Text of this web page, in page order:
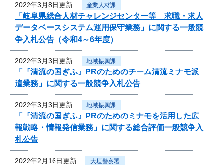
2022年3月8日更新 産業人材課
「岐阜県総合人材チャレンジセンター等 求職・求人
データベースシステム運用保守業務」に関する一般競
争入札公告（令和4～6年度）
2022年3月3日更新 地域振興課
「『清流の国ぎふ』PRのためのチーム清流ミナモ派
遣業務」に関する一般競争入札公告
2022年3月3日更新 地域振興課
「『清流の国ぎふ』PRのためのミナモを活用した広
報戦略・情報発信業務」に関する総合評価一般競争入
札公告
2022年2月16日更新 大垣警察署